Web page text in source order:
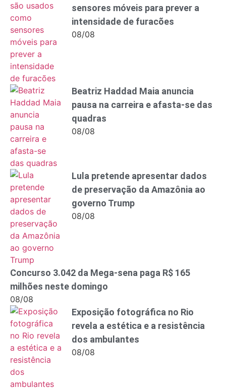
sensores móveis para prever a
intensidade de furacões
08/08
Beatriz Haddad Maia anuncia
pausa na carreira e afasta-se das
quadras
08/08
Lula pretende apresentar dados
de preservação da Amazônia ao
governo Trump
08/08
Concurso 3.042 da Mega-sena paga R$ 165
milhões neste domingo
08/08
Exposição fotográfica no Rio
revela a estética e a resistência
dos ambulantes
08/08